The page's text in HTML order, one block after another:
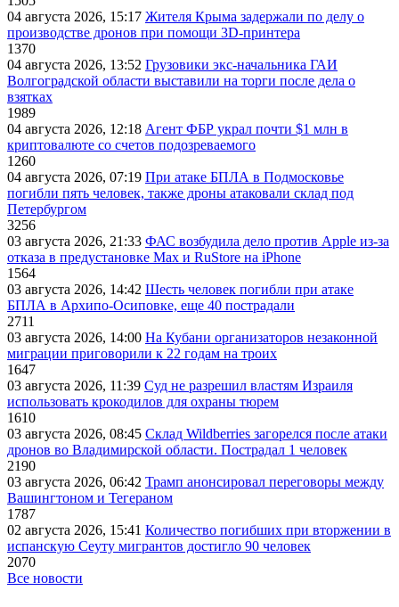
04 августа 2026, 15:17 Жителя Крыма задержали по делу о
производстве дронов при помощи 3D‑принтера
1370
04 августа 2026, 13:52 Грузовики экс-начальника ГАИ
Волгоградской области выставили на торги после дела о
взятках
1989
04 августа 2026, 12:18 Агент ФБР украл почти $1 млн в
криптовалюте со счетов подозреваемого
1260
04 августа 2026, 07:19 При атаке БПЛА в Подмосковье
погибли пять человек, также дроны атаковали склад под
Петербургом
3256
03 августа 2026, 21:33 ФАС возбудила дело против Apple из-за
отказа в предустановке Max и RuStore на iPhone
1564
03 августа 2026, 14:42 Шесть человек погибли при атаке
БПЛА в Архипо-Осиповке, еще 40 пострадали
2711
03 августа 2026, 14:00 На Кубани организаторов незаконной
миграции приговорили к 22 годам на троих
1647
03 августа 2026, 11:39 Суд не разрешил властям Израиля
использовать крокодилов для охраны тюрем
1610
03 августа 2026, 08:45 Склад Wildberries загорелся после атаки
дронов во Владимирской области. Пострадал 1 человек
2190
03 августа 2026, 06:42 Трамп анонсировал переговоры между
Вашингтоном и Тегераном
1787
02 августа 2026, 15:41 Количество погибших при вторжении в
испанскую Сеуту мигрантов достигло 90 человек
2070
Все новости